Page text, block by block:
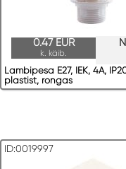
0.47 EUR
k. käib.
Lambipesa E27, IEK, 4A,
plastist, rongas
ID:0019997